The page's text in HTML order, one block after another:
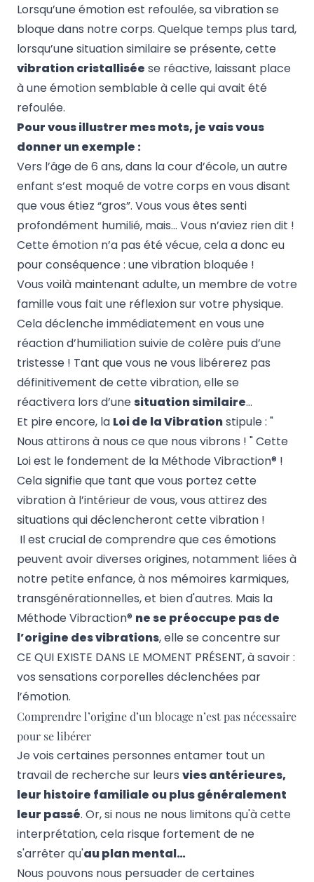
Lorsqu’une émotion est refoulée, sa vibration se
bloque dans notre corps. Quelque temps plus tard,
lorsqu’une situation similaire se présente, cette
vibration cristallisée se réactive, laissant place
à une émotion semblable à celle qui avait été
refoulée.
Pour vous illustrer mes mots, je vais vous
donner un exemple :
Vers l’âge de 6 ans, dans la cour d’école, un autre
enfant s’est moqué de votre corps en vous disant
que vous étiez “gros”. Vous vous êtes senti
profondément humilié, mais… Vous n’aviez rien dit !
Cette émotion n’a pas été vécue, cela a donc eu
pour conséquence : une vibration bloquée !
Vous voilà maintenant adulte, un membre de votre
famille vous fait une réflexion sur votre physique.
Cela déclenche immédiatement en vous une
réaction d’humiliation suivie de colère puis d’une
tristesse ! Tant que vous ne vous libérerez pas
définitivement de cette vibration, elle se
réactivera lors d’unesituation similaire…
Et pire encore, la Loi de la Vibrationstipule : "
Nous attirons à nous ce que nous vibrons ! " Cette
Loi est le fondement de la Méthode Vibraction® !
Cela signifie que tant que vous portez cette
vibration à l’intérieur de vous, vous attirez des
situations qui déclencheront cette vibration !
Il est crucial de comprendre que ces émotions
peuvent avoir diverses origines, notamment liées à
notre petite enfance, à nos mémoires karmiques,
transgénérationnelles, et bien d'autres. Mais la
Méthode Vibraction® ne se préoccupe pas de
l’origine des vibrations, elle se concentre sur
CE QUI EXISTE DANS LE MOMENT PRÉSENT, à savoir :
vos sensations corporelles déclenchées par
l’émotion.
Comprendre l’origine d’un blocage n’est pas nécessaire
pour se libérer
Je vois certaines personnes entamer tout un
travail de recherche sur leurs vies antérieures,
leur histoire familiale ou plus généralement
leur passé. Or, si nous ne nous limitons qu'à cette
interprétation, cela risque fortement de ne
s'arrêter qu'au plan mental…
Nous pouvons nous persuader de certaines